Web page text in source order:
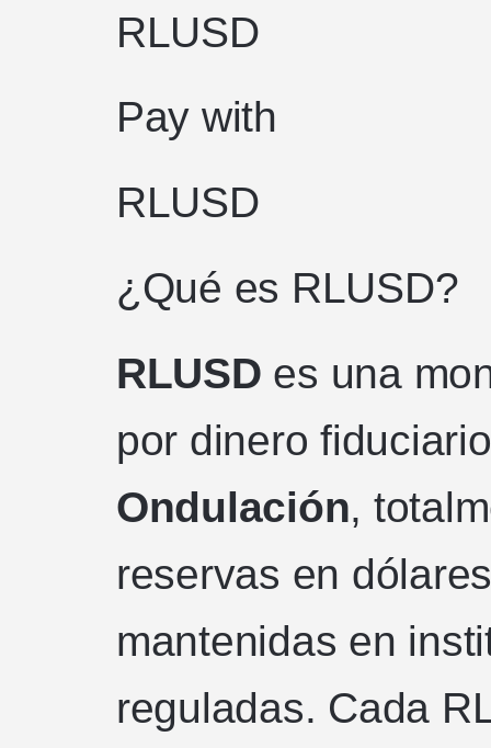
RLUSD
Pay with
RLUSD
¿Qué es RLUSD?
RLUSD es una
por dinero
Ondulación,
reservas en
mantenidas en
reguladas. Cada